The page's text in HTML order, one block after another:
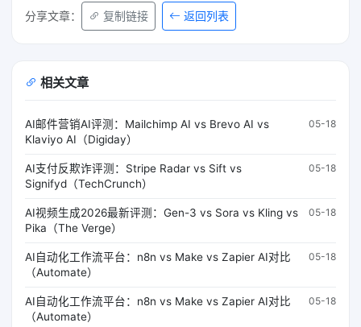
分享文章： 复制链接 返回列表
相关文章
AI邮件营销AI评测：Mailchimp AI vs Brevo AI vs
Klaviyo AI（Digiday）
05-18
AI支付反欺诈评测：Stripe Radar vs Sift vs
Signifyd（TechCrunch）
05-18
AI视频生成2026最新评测：Gen-3 vs Sora vs Kling vs
Pika（The Verge）
05-18
AI自动化工作流平台：n8n vs Make vs Zapier AI对比
（Automate）
05-18
AI自动化工作流平台：n8n vs Make vs Zapier AI对比
（Automate）
05-18